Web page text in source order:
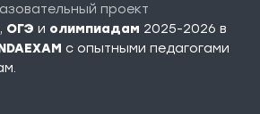
проект
, ОГЭ и олимпиадам 2025-2026 в
c опытными педагогами